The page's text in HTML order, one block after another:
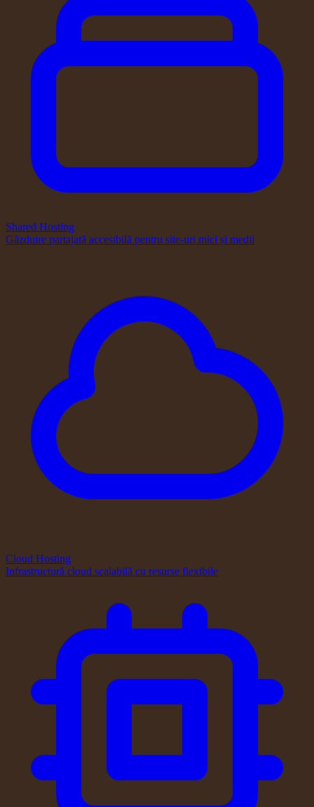
Shared Hosting
Găzduire partajată accesibilă pentru site-uri mici și medii
Cloud Hosting
Infrastructură cloud scalabilă cu resurse flexibile